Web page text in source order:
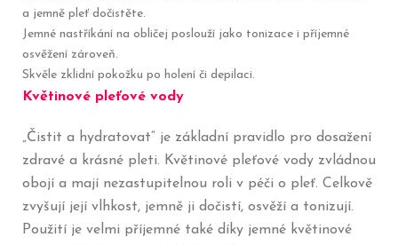
a jemně pleť dočistěte.
Jemné nastříkání na obličej poslouží jako tonizace i příjemné
osvěžení zároveň.
Skvěle zklidní pokožku po holení či depilaci.
Květinové pleťové vody
„Čistit a hydratovat“ je základní pravidlo pro dosažení
zdravé a krásné pleti. Květinové pleťové vody zvládnou
obojí a mají nezastupitelnou roli v péči o pleť. Celkově
zvyšují její vlhkost, jemně ji dočistí, osvěží a tonizují.
Použití je velmi příjemné také díky jemné květinové